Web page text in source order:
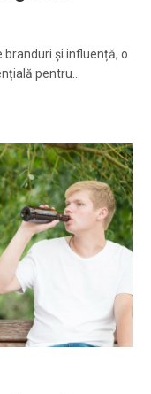
branduri și influență, o
pentru…